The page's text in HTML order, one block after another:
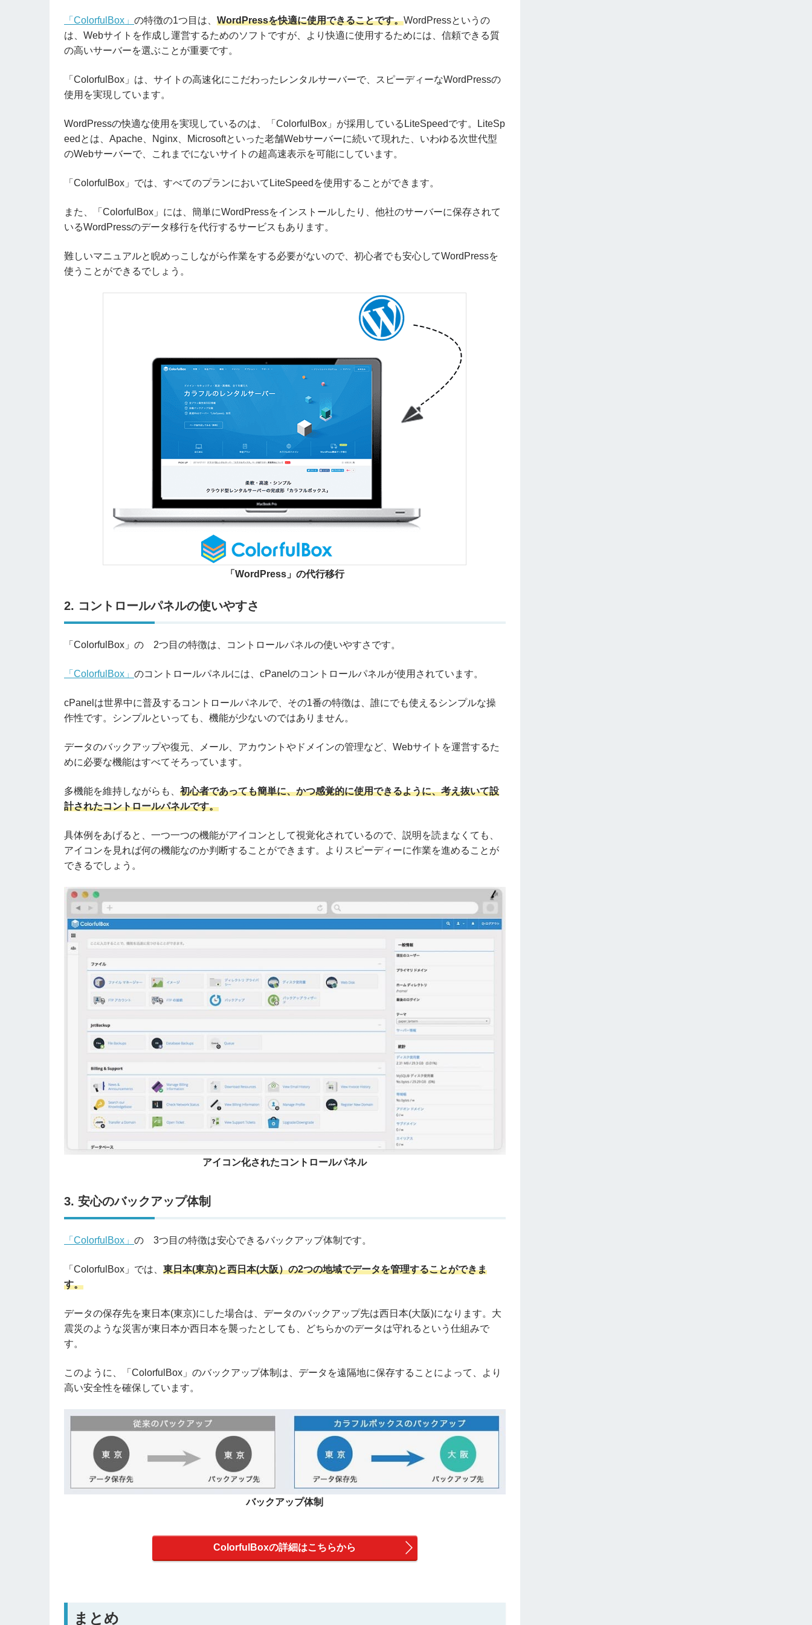
「ColorfulBox」 の特徴の1つ目は、 WordPressを快適に使用できることです。WordPressというの
は、Webサイトを作成し運営するためのソフトですが、より快適に使用するためには、信頼できる質
の高いサーバーを選ぶことが重要です。
「ColorfulBox」は、サイトの高速化にこだわったレンタルサーバーで、スピーディーなWordPressの
使用を実現しています。
WordPressの快適な使用を実現しているのは、「ColorfulBox」が採用しているLiteSpeedです。LiteSp
eedとは、Apache、Nginx、Microsoftといった老舗Webサーバーに続いて現れた、いわゆる次世代型
のWebサーバーで、これまでにないサイトの超高速表示を可能にしています。
「ColorfulBox」では、すべてのプランにおいてLiteSpeedを使用することができます。
また、「ColorfulBox」には、簡単にWordPressをインストールしたり、他社のサーバーに保存されて
いるWordPressのデータ移行を代行するサービスもあります。
難しいマニュアルと睨めっこしながら作業をする必要がないので、初心者でも安心してWordPressを
使うことができるでしょう。
「WordPress」の代行移行
2. コントロールパネルの使いやすさ
「ColorfulBox」の 2つ目の特徴は、コントロールパネルの使いやすさです。
「ColorfulBox」 のコントロールパネルには、cPanelのコントロールパネルが使用されています。
cPanelは世界中に普及するコントロールパネルで、その1番の特徴は、誰にでも使えるシンプルな操
作性です。シンプルといっても、機能が少ないのではありません。
データのバックアップや復元、メール、アカウントやドメインの管理など、Webサイトを運営するた
めに必要な機能はすべてそろっています。
多機能を維持しながらも、 初心者であっても簡単に、かつ感覚的に使用できるように、考え抜いて設
計されたコントロールパネルです。
具体例をあげると、一つ一つの機能がアイコンとして視覚化されているので、説明を読まなくても、
アイコンを見れば何の機能なのか判断することができます。よりスピーディーに作業を進めることが
できるでしょう。
アイコン化されたコントロールパネル
3. 安心のバックアップ体制
「ColorfulBox」 の 3つ目の特徴は安心できるバックアップ体制です。
「ColorfulBox」では、 東日本(東京)と西日本(大阪）の2つの地域でデータを管理することができま
す。
データの保存先を東日本(東京)にした場合は、データのバックアップ先は西日本(大阪)になります。大
震災のような災害が東日本か西日本を襲ったとしても、どちらかのデータは守れるという仕組みで
す。
このように、「ColorfulBox」のバックアップ体制は、データを遠隔地に保存することによって、より
高い安全性を確保しています。
バックアップ体制
ColorfulBoxの詳細はこちらから
まとめ